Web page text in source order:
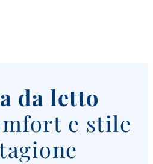
da letto
e stile